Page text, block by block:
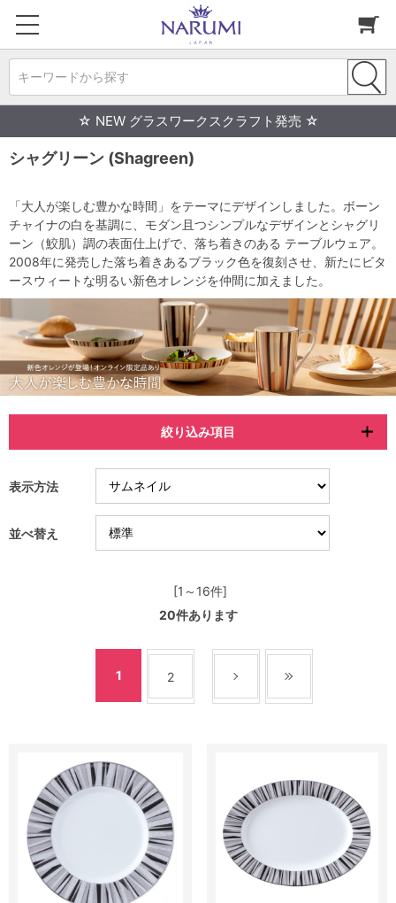
キーワードから探す
☆ NEW グラスワークスクラフト発売 ☆
シャグリーン (Shagreen)
「大人が楽しむ豊かな時間」をテーマにデザインしました。ボーン
チャイナの白を基調に、モダン且つシンプルなデザインとシャグリ
ーン（鮫肌）調の表面仕上げで、落ち着きのある テーブルウェア。
2008年に発売した落ち着きあるブラック色を復刻させ、新たにビタ
ースウィートな明るい新色オレンジを仲間に加えました。
絞り込み項目
表示方法
並べ替え
[1～16件]
20件あります
1 2